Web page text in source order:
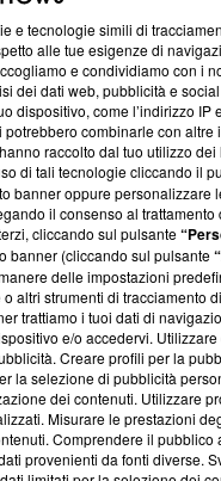
offre informazioni
processi editoriali e su
qualità. Inoltre, afferma la
News with Integrity’
del programma, ma ha
non ha ancora
standard.
Privacy
e tecnologie simili di
alle tue esigenze di
e condividiamo con i
dei dati web, pubblicità e
dispositivo, come l’indirizzo IP
combinarle con altre
raccolto dal tuo utilizzo dei
di tali tecnologie cliccando il
banner oppure personalizzare
il consenso al
cliccando sul pulsante
banner (cliccando sul pulsante
delle impostazioni
o altri strumenti di tracciamento
trattiamo i tuoi dati di
e/o accedervi.
Creare profili per la
la selezione di pubblicità
dei contenuti. Utilizzare
Misurare le prestazioni
Comprendere il pubblico
provenienti da fonti diverse.